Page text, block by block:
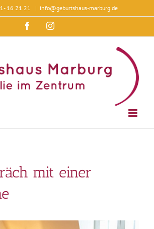
16 21 21 | info@geburtshaus-marburg.de
FacebookInstagram
mit einer